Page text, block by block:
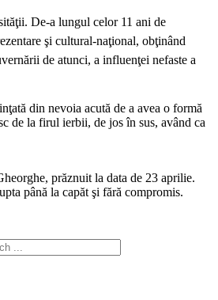
De-a lungul celor 11 ani de
şi cultural-naţional, obţinând
de atunci, a influenţei nefaste a
din nevoia acută de a avea o formă
de la firul ierbii, de jos în sus, având ca
prăznuit la data de 23 aprilie.
până la capăt şi fără compromis.